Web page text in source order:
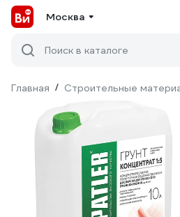
Москва
Поиск в каталоге
Главная / Строительные